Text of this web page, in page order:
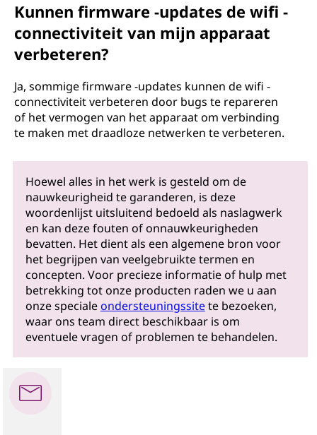
Kunnen firmware -updates de wifi -
connectiviteit van mijn apparaat
verbeteren?
Ja, sommige firmware -updates kunnen de wifi -
connectiviteit verbeteren door bugs te repareren
of het vermogen van het apparaat om verbinding
te maken met draadloze netwerken te verbeteren.
Hoewel alles in het werk is gesteld om de
nauwkeurigheid te garanderen, is deze
woordenlijst uitsluitend bedoeld als naslagwerk
en kan deze fouten of onnauwkeurigheden
bevatten. Het dient als een algemene bron voor
het begrijpen van veelgebruikte termen en
concepten. Voor precieze informatie of hulp met
betrekking tot onze producten raden we u aan
onze specialeondersteuningssitete bezoeken,
waar ons team direct beschikbaar is om
eventuele vragen of problemen te behandelen.